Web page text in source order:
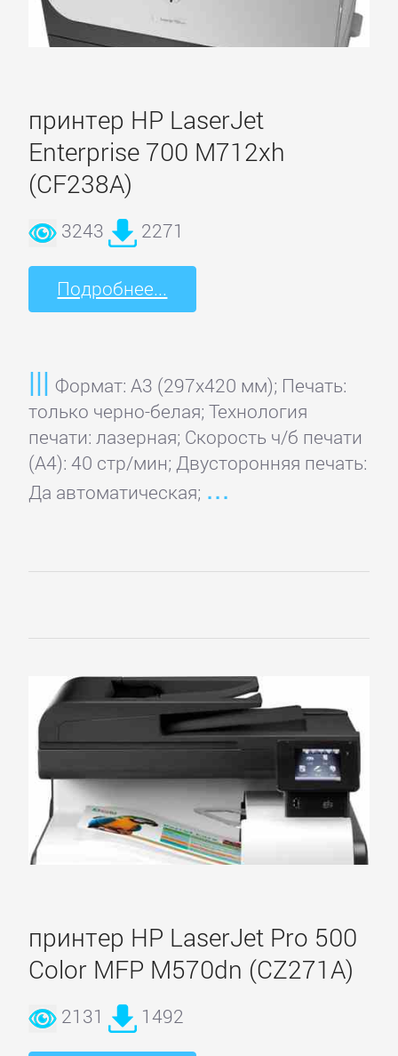
принтер HP LaserJet
Enterprise 700 M712xh
(CF238A)
3243 2271
Подробнее...
Формат: A3 (297x420 мм); Печать:
только черно-белая; Технология
печати: лазерная; Скорость ч/б печати
(А4): 40 стр/мин; Двусторонняя печать:
Да автоматическая;
принтер HP LaserJet Pro 500
Color MFP M570dn (CZ271A)
2131 1492